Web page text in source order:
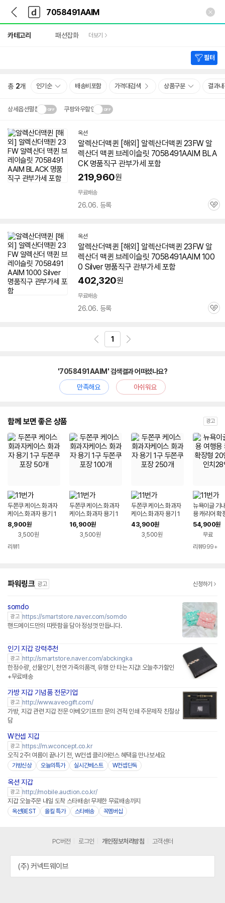
다
나
와
가
기
다
와
메
인
카테고리 패션잡화 더보기
필터
총 2개 인기순 배송비포함 가격대검색 상품구분 결과
상세옵션펼침 쿠팡와우할인
설치 환경·지역에 따라
배송·설치비가 달라집니다.닫
기
옥션
알렉산더맥퀸 [해외] 알렉산더맥퀸 23FW 알
렉산더 맥퀸 브레이슬릿 7058491AAIM BLA
CK 명품직구 관부가세 포함
219,960원
무료배송
26.06. 등록
관
옥션
알렉산더맥퀸 [해외] 알렉산더맥퀸 23FW 알
렉산더 맥퀸 브레이슬릿 7058491AAIM 100
0 Silver 명품직구 관부가세 포함
402,320원
무료배송
26.06. 등록
관
1
'7058491AAIM' 검색결과 어떠셨나요?
만족해요
아쉬워요
함께 보면 좋은 상품 광고
두쫀쿠 케이스 화과자
케이스 화과자 용기 1
구 두쫀쿠 포장 50개
8,900원
3,500원
리뷰1
두쫀쿠 케이스 화과자
케이스 화과자 용기 1
구 두쫀쿠 포장 100개
16,900원
3,500원
두쫀쿠 케이스 화과자
케이스 화과자 용기 1
구 두쫀쿠 포장 250개
43,900원
3,500원
뉴욕이글 기
용 캐리어 확
인치24인치
54,900원
무료
리뷰999+
파워링크 광고 신청하기
somdo
광고 https://smartstore.naver.com/somdo
핸드메이드만의 따뜻함을 담아 정성껏 만듭니다.
인기 지갑 강력추천
광고 http://smartstore.naver.com/abckingka
한정수량, 선물인기, 천연 가죽의품격, 유행 안 타는 지갑! 오늘추가할인
+무료배송
가방 지갑 기념품 전문기업
광고 http://www.aveogift.com/
가방, 지갑 관련 지갑 전문 아베오기프트! 문의 견적 인쇄 주문제작 친절상
담
W컨셉 지갑
광고 https://m.wconcept.co.kr
오직 2주! 여름이 끝나기 전, W컨셉 클리어런스 혜택을 만나보세요
가방신상 오늘의특가 실시간베스트 W컨셉단독
옥션 지갑
광고 http://mobile.auction.co.kr/
지갑 오늘주문 내일 도착 스타배송! 무제한 무료배송까지
옥션BEST 올킬 특가 스타배송 꼭멤버십
PC버전 로그인 개인정보처리방침 고객센터
(주) 커넥트웨이브